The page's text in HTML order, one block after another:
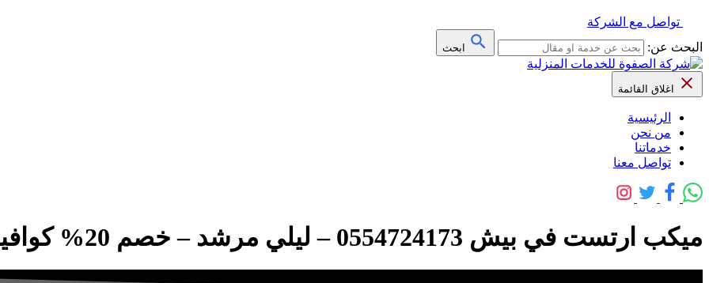
تواصل مع الشركة
البحث عن:
ابحث
اغلاق القائمة
الرئيسية
من نحن
خدماتنا
تواصل معنا
ميكب ارتست في بيش 0554724173 – ليلي مرشد – خصم 20% كوافيرة صالونات تجميل بجيزان